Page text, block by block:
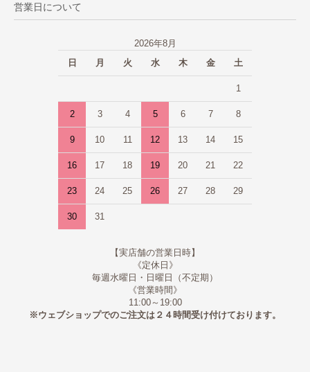
営業日について
2026年8月
日
月 火 水 木 金 土
1
2 3 4 5 6 7 8
9 10 11 12 13 14 15
16 17 18 19 20 21 22
23 24 25 26 27 28 29
30 31
【実店舗の営業日時】
《定休日》
毎週水曜日・日曜日（不定期）
《営業時間》
11:00～19:00
※ウェブショップでのご注文は２４時間受け付けております。